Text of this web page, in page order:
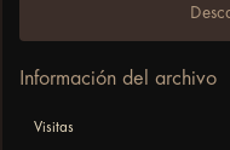
Información del archivo
Visitas